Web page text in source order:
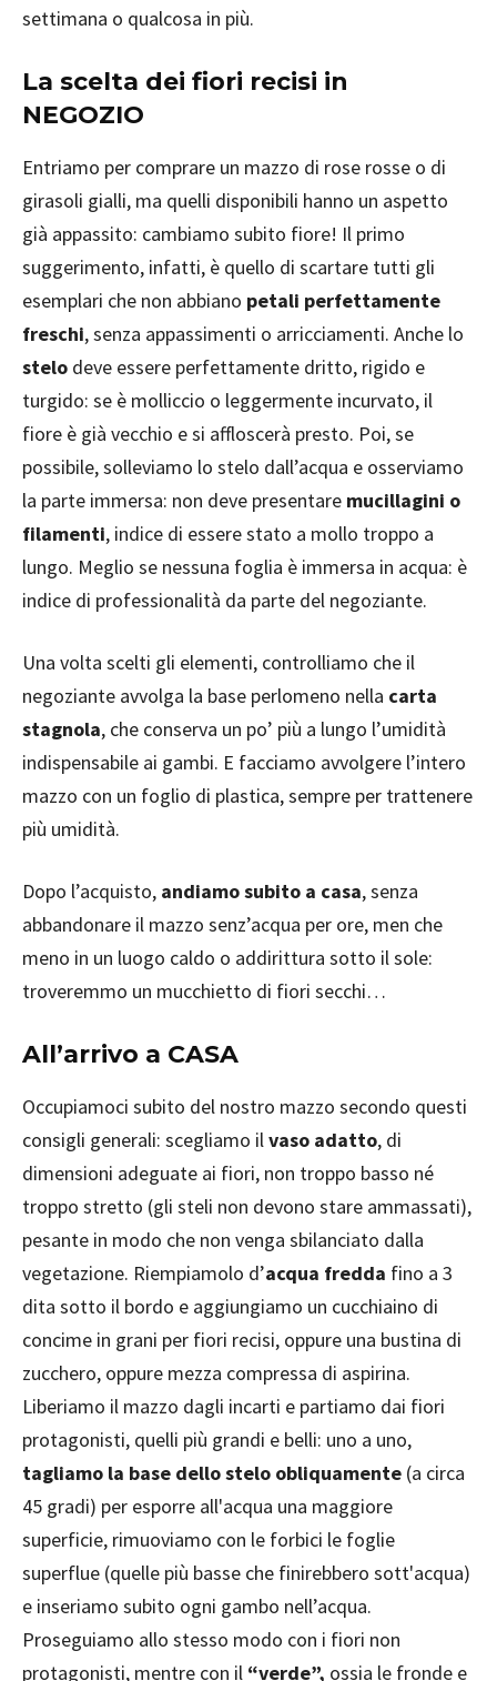
settimana o qualcosa in più.
La scelta dei fiori recisi in
NEGOZIO
Entriamo per comprare un mazzo di rose rosse o di
girasoli gialli, ma quelli disponibili hanno un aspetto
già appassito: cambiamo subito fiore! Il primo
suggerimento, infatti, è quello di scartare tutti gli
esemplari che non abbiano petali perfettamente
freschi, senza appassimenti o arricciamenti. Anche lo
stelo deve essere perfettamente dritto, rigido e
turgido: se è molliccio o leggermente incurvato, il
fiore è già vecchio e si affloscerà presto. Poi, se
possibile, solleviamo lo stelo dall’acqua e osserviamo
la parte immersa: non deve presentare mucillagini o
filamenti, indice di essere stato a mollo troppo a
lungo. Meglio se nessuna foglia è immersa in acqua: è
indice di professionalità da parte del negoziante.
Una volta scelti gli elementi, controlliamo che il
negoziante avvolga la base perlomeno nella carta
stagnola, che conserva un po’ più a lungo l’umidità
indispensabile ai gambi. E facciamo avvolgere l’intero
mazzo con un foglio di plastica, sempre per trattenere
più umidità.
Dopo l’acquisto, andiamo subito a casa, senza
abbandonare il mazzo senz’acqua per ore, men che
meno in un luogo caldo o addirittura sotto il sole:
troveremmo un mucchietto di fiori secchi…
All’arrivo a CASA
Occupiamoci subito del nostro mazzo secondo questi
consigli generali: scegliamo ilvaso adatto, di
dimensioni adeguate ai fiori, non troppo basso né
troppo stretto (gli steli non devono stare ammassati),
pesante in modo che non venga sbilanciato dalla
vegetazione. Riempiamolo d’acqua fredda fino a 3
dita sotto il bordo e aggiungiamo un cucchiaino di
concime in grani per fiori recisi, oppure una bustina di
zucchero, oppure mezza compressa di aspirina.
Liberiamo il mazzo dagli incarti e partiamo dai fiori
protagonisti, quelli più grandi e belli: uno a uno,
tagliamo la base dello stelo obliquamente (a circa
45 gradi) per esporre all'acqua una maggiore
superficie, rimuoviamo con le forbici le foglie
superflue (quelle più basse che finirebbero sott'acqua)
e inseriamo subito ogni gambo nell’acqua.
Proseguiamo allo stesso modo con i fiori non
protagonisti, mentre con il “verde”, ossia le fronde e